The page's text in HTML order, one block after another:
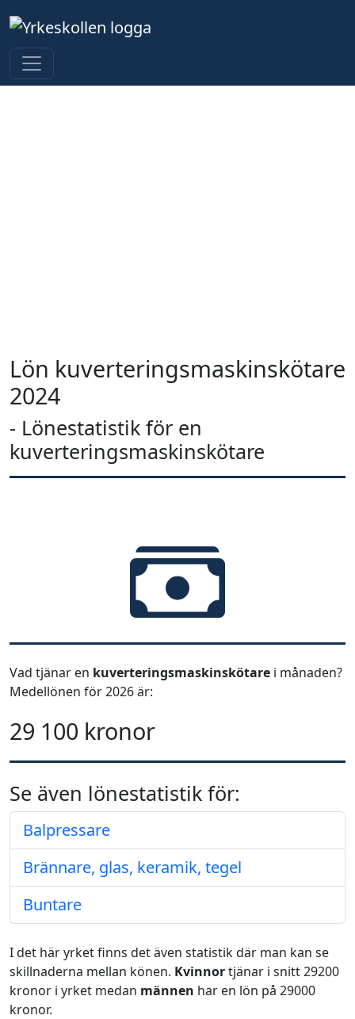
Lön kuverteringsmaskinskötare
2024
- Lönestatistik för en
kuverteringsmaskinskötare
Vad tjänar en kuverteringsmaskinskötare i månaden?
Medellönen för 2026 är:
29 100 kronor
Se även lönestatistik för:
Balpressare
Brännare, glas, keramik, tegel
Buntare
I det här yrket finns det även statistik där man kan se
skillnaderna mellan könen. Kvinnortjänar i snitt 29200
kronor i yrket medan männen har en lön på 29000
kronor.